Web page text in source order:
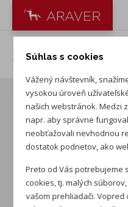
Škoda Fabia
Súhlas s cookies
Vážený návštevník,
vysokou úroveň
našich webstránok. Medzi
napr. aby správne
neobťažovali nevhodnou
dostatok podnetov, ako
Preto od Vás potrebujeme
cookies, tj. malých
vašom prehliadači.